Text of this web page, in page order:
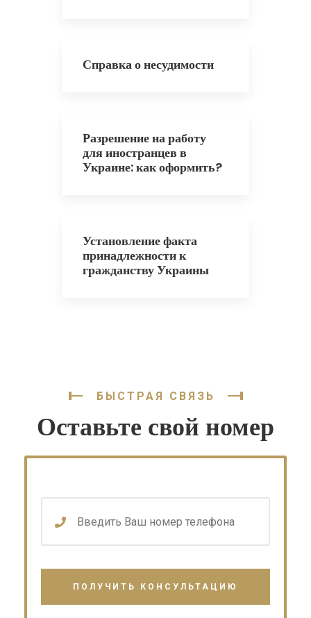
Справка о несудимости
Разрешение на работу
для иностранцев в
Украине: как оформить?
Установление факта
принадлежности к
гражданству Украины
БЫСТРАЯ СВЯЗЬ
Оставьте свой номер